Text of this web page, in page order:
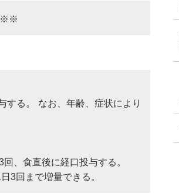
※※
する。 なお、年齢、症状により
、食直後に経口投与する。
3回まで増量できる。